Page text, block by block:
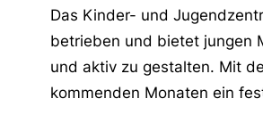
Das Kinder- und
betrieben und bietet jungen
und aktiv zu gestalten. Mit
kommenden Monaten ein